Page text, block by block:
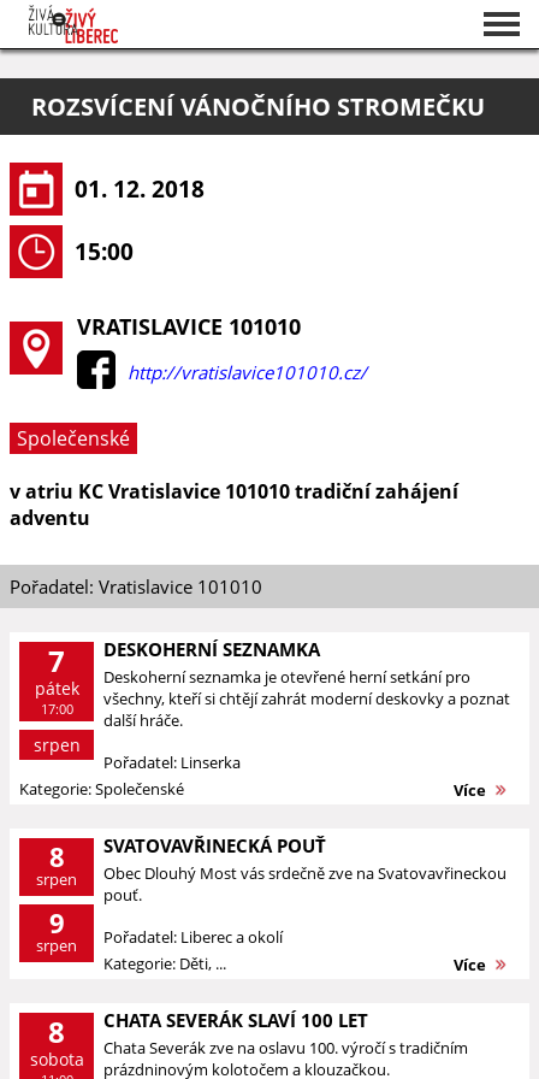
O projektu
Pořadatelé
ROZSVÍCENÍ VÁNOČNÍHO STROMEČKU
01. 12. 2018
15:00
VRATISLAVICE 101010
http://vratislavice101010.cz/
Společenské
v atriu KC Vratislavice 101010 tradiční zahájení
adventu
Pořadatel: Vratislavice 101010
7
pátek
17:00
srpen
DESKOHERNÍ SEZNAMKA
Deskoherní seznamka je otevřené herní setkání pro
všechny, kteří si chtějí zahrát moderní deskovky a poznat
další hráče.
Pořadatel: Linserka
Kategorie: Společenské
Více
8
srpen
9
srpen
SVATOVAVŘINECKÁ POUŤ
Obec Dlouhý Most vás srdečně zve na Svatovavřineckou
pouť.
Pořadatel: Liberec a okolí
Kategorie: Děti, ...
Více
8
sobota
CHATA SEVERÁK SLAVÍ 100 LET
Chata Severák zve na oslavu 100. výročí s tradičním
prázdninovým kolotočem a klouzačkou.